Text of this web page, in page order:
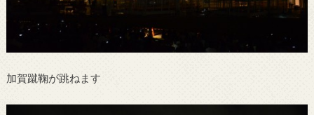
加賀蹴鞠が跳ねます